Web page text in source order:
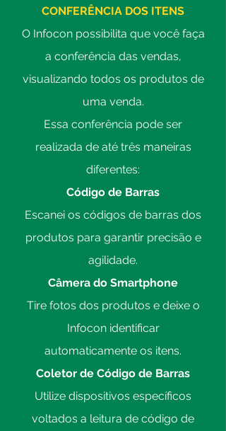
CONFERÊNCIA DOS ITENS
O Infocon possibilita que você faça
a conferência das vendas,
visualizando todos os produtos de
uma venda.
Essa conferência pode ser
realizada de até três maneiras
diferentes:
Código de Barras
Escanei os códigos de barras dos
produtos para garantir precisão e
agilidade.
Câmera do Smartphone
Tire fotos dos produtos e deixe o
Infocon identificar
automaticamente os itens.
Coletor de Código de Barras
Utilize dispositivos específicos
voltados a leitura de código de